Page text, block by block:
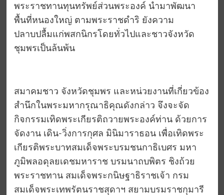
พระราชทานทุนทรัพย์ส่วนพระองค์ นำมาพัฒนา
พื้นที่หนองใหญ่ ตามพระราชดำริ ยังความ
ปลาบปลื้มแก่พสกนิกรโดยทั่วไปและชาวจังหวัด
ชุมพรเป็นล้นพ้น
สมาคมชาว จังหวัดชุมพร และหน่วยงานที่เกี่ยวข้อง
สำนึกในพระมหากรุณาธิคุณดังกล่าว จึงจะจัด
กิจกรรมเทิดพระเกียรติถวายพระองค์ท่าน ด้วยการ
จัดงาน เดิน-วิ่งการกุศล มินิมาราธอน เพื่อเทิดพระ
เกียรติพระบาทสมเด็จพระบรมชนกาธิเบศร มหา
ภูมิพลอดุลยเดชมหาราช บรมนาถบพิตร ชิงถ้วย
พระราชทาน สมเด็จพระกนิษฐาธิราชเจ้า กรม
สมเด็จพระเทพรัตนราชสุดาฯ สยามบรมราชกุมารี